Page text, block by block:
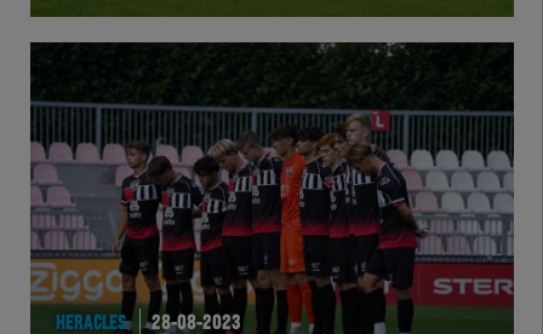
Futsal
eSports
Academie
HERACLES 28-08-2023